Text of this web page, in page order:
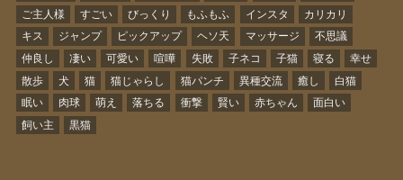
ご主人様
すごい びっくり もふもふ インスタ
カリカリ
キス
ジャンプ ピックアップ ヘソ天 マッサージ
不思議
仲良し
凄い 可愛い 喧嘩 失敗 子ネコ 子猫 寝る
幸せ
散歩
犬 猫 猫じゃらし 猫パンチ 異種交流 癒し
白猫
眠い
肉球 萌え 落ちる 衝撃 賢い 赤ちゃん
面白い
飼い主
黒猫